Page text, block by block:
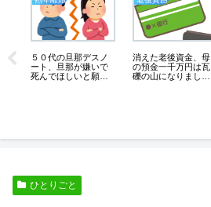
５０代の旦那デスノ
ート、旦那が嫌いで
死んでほしいと願う
消えた老後資金、母
の預金一千万円は瓦
礫の山になりまし
ひとりごと